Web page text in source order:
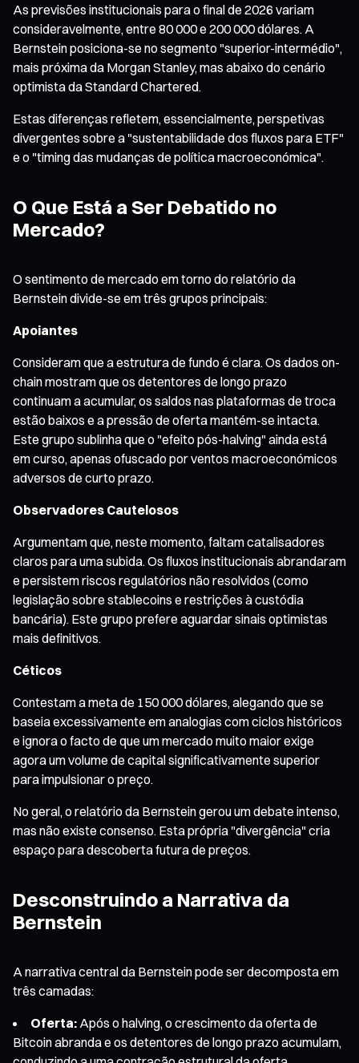
As previsões institucionais para o final de 2026 variam
consideravelmente, entre 80 000 e 200 000 dólares. A
Bernstein posiciona-se no segmento "superior-intermédio",
mais próxima da Morgan Stanley, mas abaixo do cenário
optimista da Standard Chartered.
Estas diferenças refletem, essencialmente, perspetivas
divergentes sobre a "sustentabilidade dos fluxos para ETF"
e o "timing das mudanças de política macroeconómica".
O Que Está a Ser Debatido no
Mercado?
O sentimento de mercado em torno do relatório da
Bernstein divide-se em três grupos principais:
Apoiantes
Consideram que a estrutura de fundo é clara. Os dados on-
chain mostram que os detentores de longo prazo
continuam a acumular, os saldos nas plataformas de troca
estão baixos e a pressão de oferta mantém-se intacta.
Este grupo sublinha que o "efeito pós-halving" ainda está
em curso, apenas ofuscado por ventos macroeconómicos
adversos de curto prazo.
Observadores Cautelosos
Argumentam que, neste momento, faltam catalisadores
claros para uma subida. Os fluxos institucionais abrandaram
e persistem riscos regulatórios não resolvidos (como
legislação sobre stablecoins e restrições à custódia
bancária). Este grupo prefere aguardar sinais optimistas
mais definitivos.
Céticos
Contestam a meta de 150 000 dólares, alegando que se
baseia excessivamente em analogias com ciclos históricos
e ignora o facto de que um mercado muito maior exige
agora um volume de capital significativamente superior
para impulsionar o preço.
No geral, o relatório da Bernstein gerou um debate intenso,
mas não existe consenso. Esta própria "divergência" cria
espaço para descoberta futura de preços.
Desconstruindo a Narrativa da
Bernstein
A narrativa central da Bernstein pode ser decomposta em
três camadas:
Oferta: Após o halving, o crescimento da oferta de
Bitcoin abranda e os detentores de longo prazo acumulam,